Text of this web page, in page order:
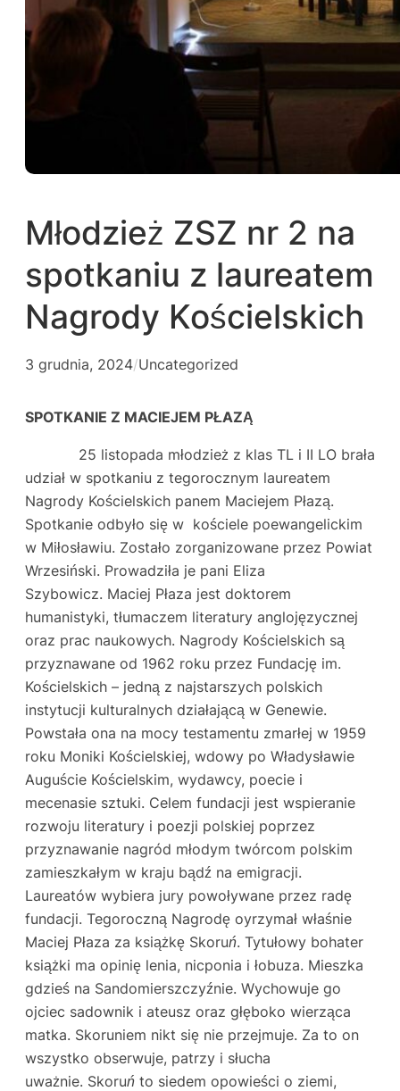
Młodzież ZSZ nr 2 na
spotkaniu z laureatem
Nagrody Kościelskich
3 grudnia, 2024/Uncategorized
SPOTKANIE Z MACIEJEM PŁAZĄ
25 listopada młodzież z klas TL i II LO brała
udział w spotkaniu z tegorocznym laureatem
Nagrody Kościelskich panem Maciejem Płazą.
Spotkanie odbyło się w kościele poewangelickim
w Miłosławiu. Zostało zorganizowane przez Powiat
Wrzesiński. Prowadziła je pani Eliza
Szybowicz. Maciej Płaza jest doktorem
humanistyki, tłumaczem literatury anglojęzycznej
oraz prac naukowych. Nagrody Kościelskich są
przyznawane od 1962 roku przez Fundację im.
Kościelskich – jedną z najstarszych polskich
instytucji kulturalnych działającą w Genewie.
Powstała ona na mocy testamentu zmarłej w 1959
roku Moniki Kościelskiej, wdowy po Władysławie
Auguście Kościelskim, wydawcy, poecie i
mecenasie sztuki. Celem fundacji jest wspieranie
rozwoju literatury i poezji polskiej poprzez
przyznawanie nagród młodym twórcom polskim
zamieszkałym w kraju bądź na emigracji.
Laureatów wybiera jury powoływane przez radę
fundacji. Tegoroczną Nagrodę oyrzymał właśnie
Maciej Płaza za książkę Skoruń. Tytułowy bohater
książki ma opinię lenia, nicponia i łobuza. Mieszka
gdzieś na Sandomierszczyźnie. Wychowuje go
ojciec sadownik i ateusz oraz głęboko wierząca
matka. Skoruniem nikt się nie przejmuje. Za to on
wszystko obserwuje, patrzy i słucha
uważnie. Skoruń to siedem opowieści o ziemi,